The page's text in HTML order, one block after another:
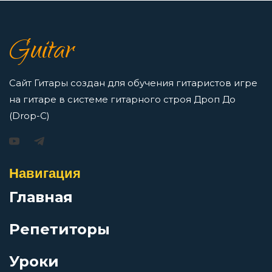
Бусина
В рапиде
В свете свечи
В тишине осенней ночи
Варежка
как освоить нотную грамоту новичкам
Просмотров: 16413 чел.
гитары
Перейти
Guitar
Сайт Гитары создан для обучения гитаристов игре
на гитаре в системе гитарного строя Дроп До
(Drop-C)
Навигация
Главная
Репетиторы
Уроки